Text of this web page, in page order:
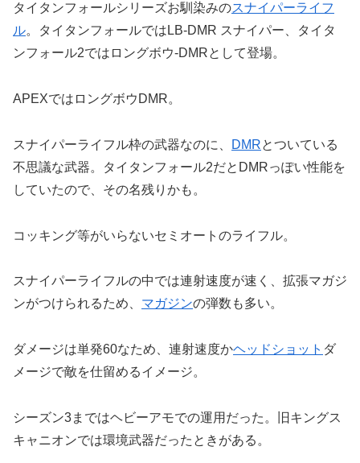
タイタンフォールシリーズお馴染みのスナイパーライフ
ル。タイタンフォールではLB-DMR スナイパー、タイタ
ンフォール2ではロングボウ-DMRとして登場。
APEXではロングボウDMR。
スナイパーライフル枠の武器なのに、 DMRとついている
不思議な武器。タイタンフォール2だとDMRっぽい性能を
していたので、その名残りかも。
コッキング等がいらないセミオートのライフル。
スナイパーライフルの中では連射速度が速く、拡張マガジ
ンがつけられるため、 マガジンの弾数も多い。
ダメージは単発60なため、連射速度かヘッドショット ダ
メージで敵を仕留めるイメージ。
シーズン3まではヘビーアモでの運用だった。旧キングス
キャニオンでは環境武器だったときがある。